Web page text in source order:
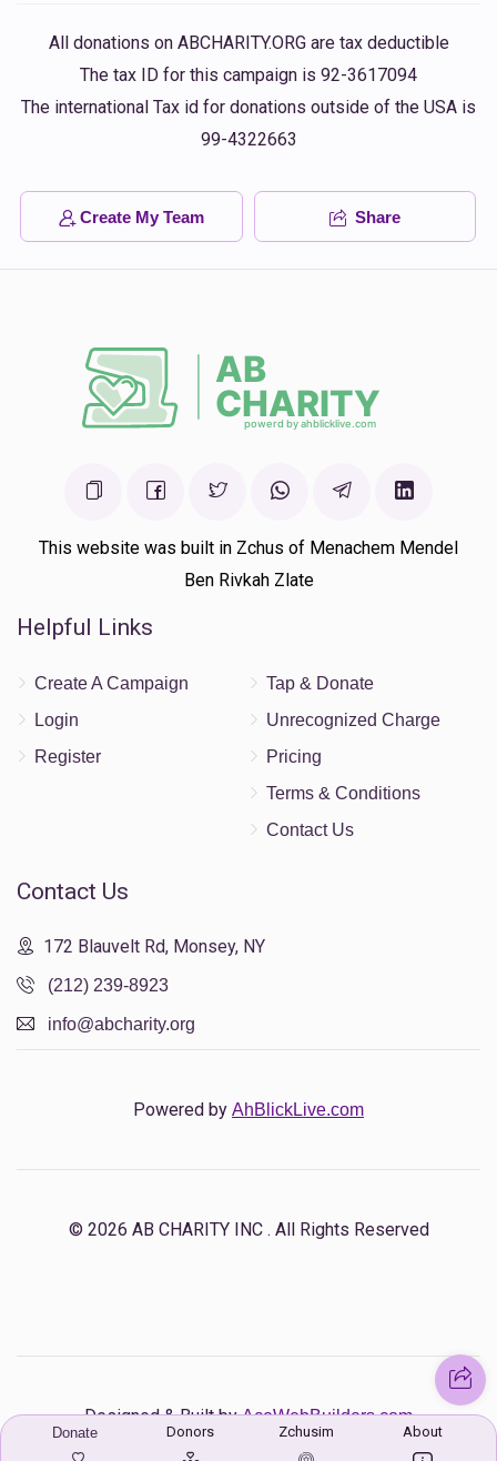
All donations on ABCHARITY.ORG are tax deductible
The tax ID for this campaign is 92-3617094
The international Tax id for donations outside of the USA is
99-4322663
Create My Team Share
This website was built in Zchus of Menachem Mendel
Ben Rivkah Zlate
Helpful Links
Create A Campaign
Login
Register
Tap & Donate
Unrecognized Charge
Pricing
Terms & Conditions
Contact Us
Contact Us
172 Blauvelt Rd, Monsey, NY
(212) 239-8923
info@abcharity.org
Powered by AhBlickLive.com
© 2026 AB CHARITY INC . All Rights Reserved
Designed & Built byAceWebBuilders.com
Donate Donors Zchusim About